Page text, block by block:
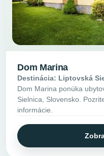
Dom Marina
Destinácia: Liptovská
Dom Marina ponúka
Sielnica, Slovensko.
informácie.